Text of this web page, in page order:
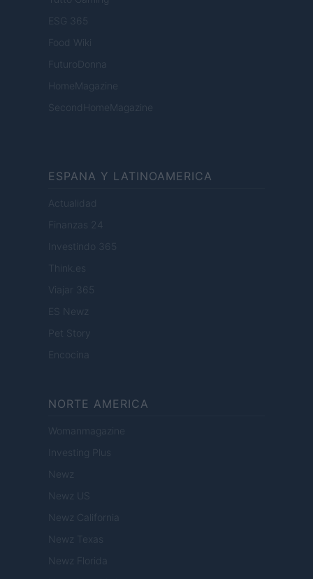
ESG 365
Food Wiki
FuturoDonna
HomeMagazine
SecondHomeMagazine
ESPANA Y LATINOAMERICA
Actualidad
Finanzas 24
Investindo 365
Think.es
Viajar 365
ES Newz
Pet Story
Encocina
NORTE AMERICA
Womanmagazine
Investing Plus
Newz
Newz US
Newz California
Newz Texas
Newz Florida